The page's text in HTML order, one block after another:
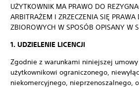
UŻYTKOWNIK MA PRAWO DO
ARBITRAŻEM I ZRZECZENIA SIĘ
ZBIOROWYCH W SPOSÓB OPISANY W
1. UDZIELENIE LICENCJI
Zgodnie z warunkami niniejszej umowy
użytkownikowi ograniczonego,
niekomercyjnego, nieprzenoszalnego,